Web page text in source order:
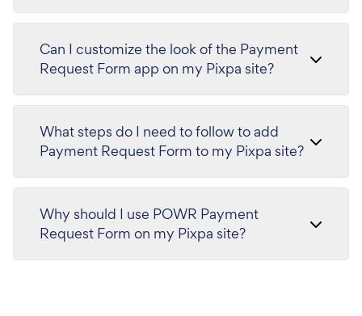
Can I customize the look of the Payment
Request Form app on my Pixpa site?
What steps do I need to follow to add
Payment Request Form to my Pixpa site?
Why should I use POWR Payment
Request Form on my Pixpa site?